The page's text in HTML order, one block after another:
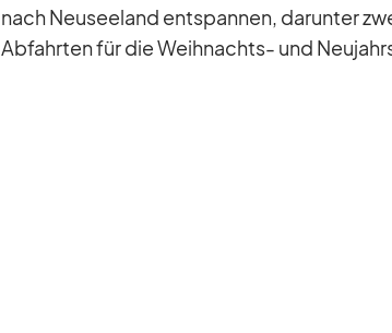
nach Neu­see­land ent­span­nen, dar­un­ter
Ab­fahr­ten für die Weih­nachts- und